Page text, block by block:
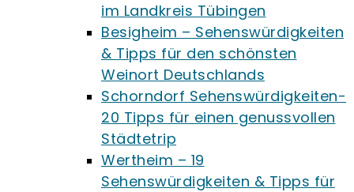
im Landkreis Tübingen
Besigheim – Sehenswürdigkeiten
& Tipps für den schönsten
Weinort Deutschlands
Schorndorf Sehenswürdigkeiten-
20 Tipps für einen genussvollen
Städtetrip
Wertheim – 19
Sehenswürdigkeiten & Tipps für